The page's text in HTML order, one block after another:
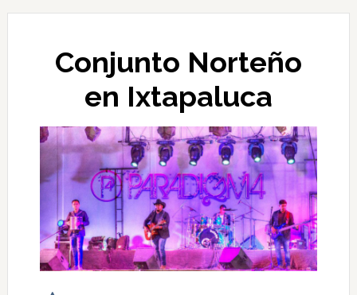
Conjunto Norteño
en Ixtapaluca